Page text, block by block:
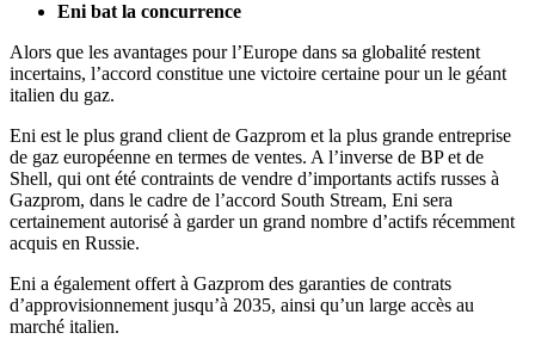
Eni bat la concurrence
Alors que les avantages pour l’Europe dans sa globalité restent
incertains, l’accord constitue une victoire certaine pour un le géant
italien du gaz.
Eni est le plus grand client de Gazprom et la plus grande entreprise
de gaz européenne en termes de ventes. A l’inverse de BP et de
Shell, qui ont été contraints de vendre d’importants actifs russes à
Gazprom, dans le cadre de l’accord South Stream, Eni sera
certainement autorisé à garder un grand nombre d’actifs récemment
acquis en Russie.
Eni a également offert à Gazprom des garanties de contrats
d’approvisionnement jusqu’à 2035, ainsi qu’un large accès au
marché italien.